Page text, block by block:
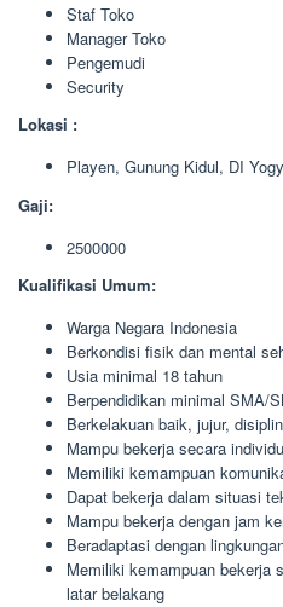
Staf Toko
Manager Toko
Pengemudi
Security
Lokasi :
Playen, Gunung Kidul, DI
Gaji:
2500000
Kualifikasi Umum:
Warga Negara Indonesia
Berkondisi fisik dan mental
Usia minimal 18 tahun
Berpendidikan minimal SMA/
Berkelakuan baik, jujur,
Mampu bekerja secara
Memiliki kemampuan
Dapat bekerja dalam situasi
Mampu bekerja dengan jam
Beradaptasi dengan
Memiliki kemampuan bekerja
latar belakang